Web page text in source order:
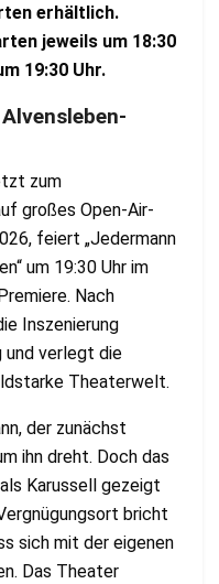
erhältlich.
jeweils um 18:30
19:30 Uhr.
zum
großes Open-Air-
feiert „Jedermann
um 19:30 Uhr im
Nach
Inszenierung
und verlegt die
Theaterwelt.
der zunächst
ihn dreht. Doch das
Karussell gezeigt
bricht
sich mit der eigenen
Das Theater